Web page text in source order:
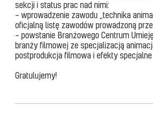
sekcji i status prac nad nimi:
– wprowadzenie zawodu „technika
oficjalną listę zawodów prowadzoną
– powstanie Branżowego Centrum
branży filmowej ze specjalizacją
postprodukcja filmowa i efekty specjalne
Gratulujemy!